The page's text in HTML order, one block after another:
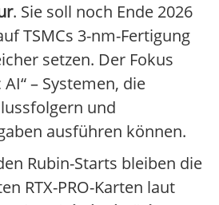
. Sie soll noch Ende 2026
TSMCs 3-nm-Fertigung
setzen. Der Fokus
– Systemen, die
und
ausführen können.
Rubin-Starts bleiben die
RTX-PRO-Karten laut